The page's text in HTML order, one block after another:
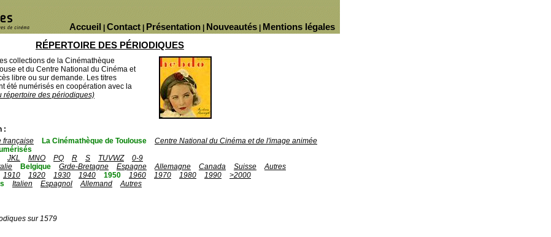
Mentions légales
Nouveautés
Présentation
Contact
Accueil
RÉPERTOIRE DES PÉRIODIQUES
collections de la Cinémathèque
et du Centre National du Cinéma et
libre ou sur demande. Les titres
été numérisés en coopération avec la
répertoire des périodiques)
:
française La Cinémathèque de Toulouse
Centre National du Cinéma et de l'image animée
JKL MNO PQ R S TUVWZ
0-9
Belgique Grde-Bretagne Espagne Allemagne Canada Suisse
Autres
1910 1920 1930 1940 1950 1960 1970 1980 1990
>2000
Italien Espagnol Allemand
Autres
sur 1579